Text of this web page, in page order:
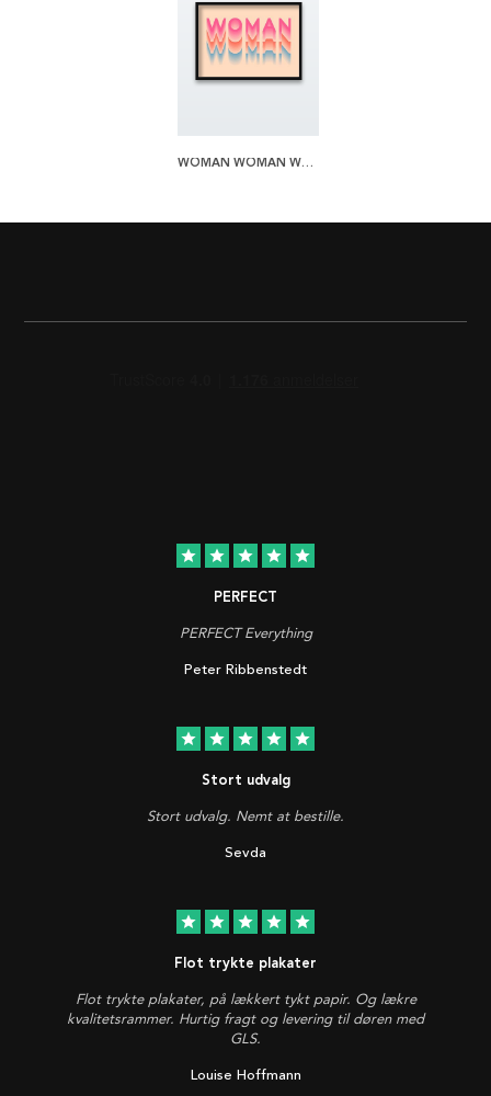
WOMAN WOMAN WOMAN PLAKAT
star star star star star
PERFECT
PERFECT Everything
Peter Ribbenstedt
star star star star star
Stort udvalg
Stort udvalg. Nemt at bestille.
Sevda
star star star star star
Flot trykte plakater
Flot trykte plakater, på lækkert tykt papir. Og lækre
kvalitetsrammer. Hurtig fragt og levering til døren med
GLS.
Louise Hoffmann